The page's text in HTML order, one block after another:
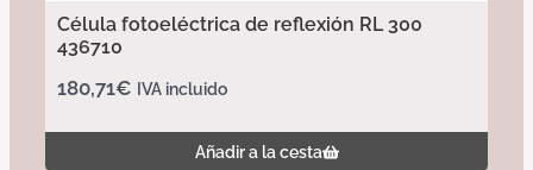
Célula fotoeléctrica de reflexión RL 300
436710
180,71€ IVA incluido
Añadir a la cesta